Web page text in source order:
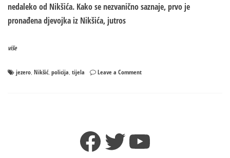
nedaleko od Nikšića. Kako se nezvanično saznaje, prvo je
pronađena djevojka iz Nikšića, jutros
više
jezero Nikšić, policija tijela Leave a Commenton
kod
Nikšića
Facebook
TwitterYouTube